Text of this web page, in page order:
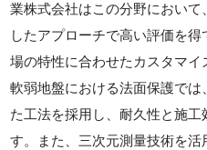
業株式会社はこの分野におい
したアプローチで高い評価を
場の特性に合わせたカスタマイ
軟弱地盤における法面保護では
た工法を採用し、耐久性と施
す。また、三次元測量技術を活